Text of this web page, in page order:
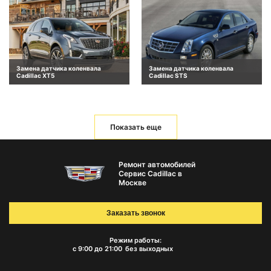
Замена датчика коленвала
Cadillac XT5
Замена датчика коленвала
Cadillac STS
Показать еще
Ремонт автомобилей
Сервис Cadillac в
Москве
Режим работы:
с 9:00 до 21:00 без выходных
Заказать звонок